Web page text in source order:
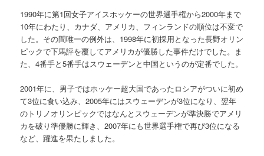
1990年に第1回女子アイスホッケーの世界選手権から2000年まで
10年にわたり、カナダ、アメリカ、フィンランドの順位は不変で
した。その間唯一の例外は、1998年に初採用となった長野オリン
ピックで下馬評を覆してアメリカが優勝した事件だけでした。ま
た、4番手と5番手はスウェーデンと中国というのが定番でした。
2001年に、男子ではホッケー超大国であったロシアがついに初め
て3位に食い込み、2005年にはスウェーデンが3位になり、翌年
のトリノオリンピックではなんとスウェーデンが準決勝でアメリ
カを破り準優勝に輝き、2007年にも世界選手権で再び3位になる
など、躍進を果たしました。